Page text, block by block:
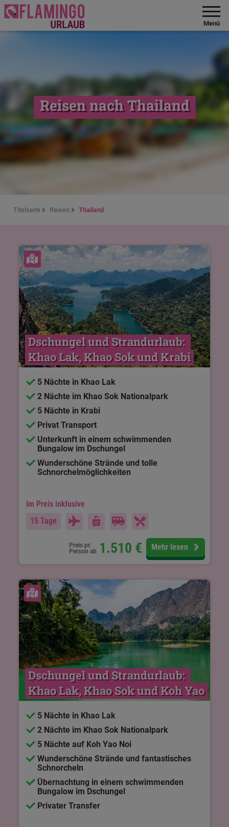
Menü
Reisen nach Thailand
Titelseite Reisen Thailand
Karte ansehen
Dschungel und Strandurlaub:
Khao Lak, Khao Sok und Krabi
5 Nächte in Khao Lak
2 Nächte im Khao Sok Nationalpark
5 Nächte in Krabi
Privat Transport
Unterkunft in einem schwimmenden
Bungalow im Dschungel
Wunderschöne Strände und tolle
Schnorchelmöglichkeiten
Im Preis inklusive
15 Tage
Preis pr.
Person ab 1.510 € Mehr lesen
Karte ansehen
Dschungel und Strandurlaub:
Khao Lak, Khao Sok und Koh Yao
5 Nächte in Khao Lak
2 Nächte im Khao Sok Nationalpark
5 Nächte auf Koh Yao Noi
Wunderschöne Strände und fantastisches
Schnorcheln
Übernachtung in einem schwimmenden
Bungalow im Dschungel
Privater Transfer